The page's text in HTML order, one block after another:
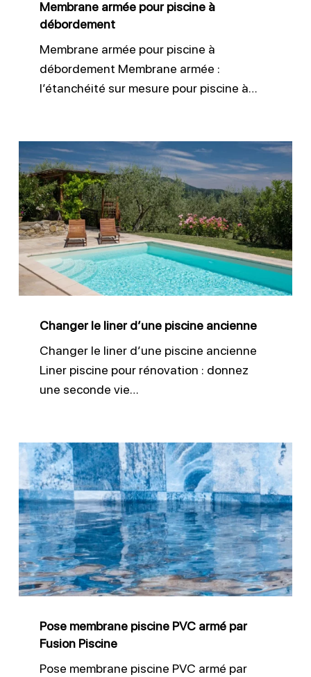
Membrane armée pour piscine à
débordement
Membrane armée pour piscine à
débordement Membrane armée :
l’étanchéité sur mesure pour piscine à…
Changer
le
liner
d’une
piscine
ancienne
Changer le liner d’une piscine ancienne
Changer le liner d’une piscine ancienne
Liner piscine pour rénovation : donnez
une seconde vie…
Pose
membrane
piscine
PVC
armé
par
Fusion
Pose membrane piscine PVC armé par
Fusion Piscine
Pose membrane piscine PVC armé par